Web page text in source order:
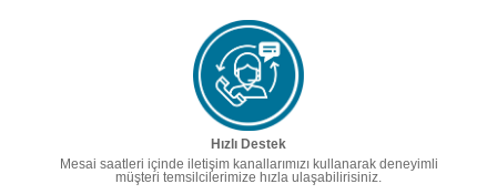
Hızlı Destek
Mesai saatleri içinde iletişim kanallarımızı kullanarak deneyimli
müşteri temsilcilerimize hızla ulaşabilirisiniz.